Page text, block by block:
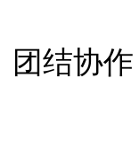
团结协